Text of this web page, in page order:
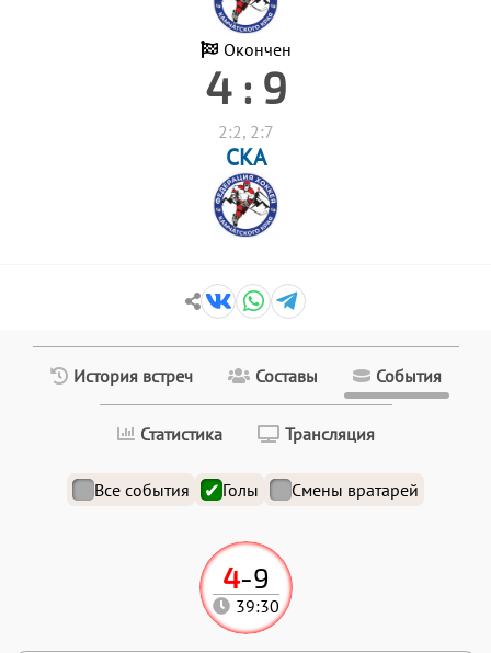
Окончен
4 : 9
2:2, 2:7
СКА
История встреч Составы События
Статистика Трансляция
Все события Голы Смены вратарей
4-9
39:30